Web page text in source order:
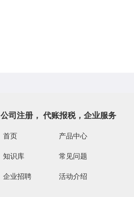
公司注册， 代账报税，企业服务
首页 产品中心
知识库 常见问题
企业招聘 活动介绍